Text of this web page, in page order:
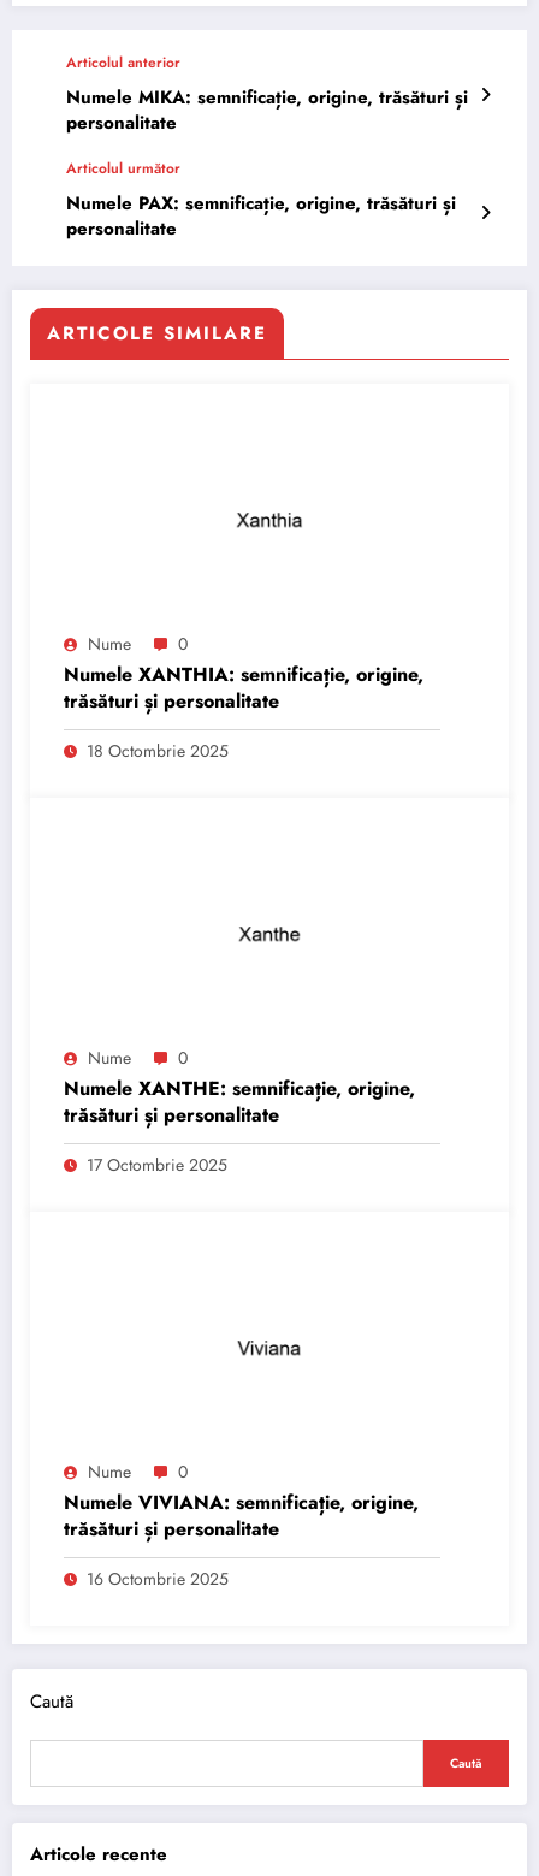
Articolul anterior
Numele MIKA: semnificație, origine, trăsături și
personalitate
Articolul următor
Numele PAX: semnificație, origine, trăsături și
personalitate
ARTICOLE SIMILARE
Nume 0
Numele XANTHIA: semnificație, origine,
trăsături și personalitate
18 Octombrie 2025
Nume 0
Numele XANTHE: semnificație, origine,
trăsături și personalitate
17 Octombrie 2025
Nume 0
Numele VIVIANA: semnificație, origine,
trăsături și personalitate
16 Octombrie 2025
Caută
Caută
Articole recente